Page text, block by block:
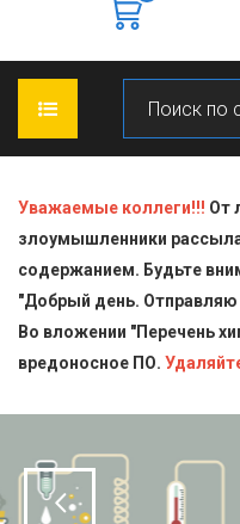
О КОМПАНИИ
ПРОДУКЦИЯ
Блескообразующие
Кислоты
СТАТЬИ
СЕРТИФИКАТЫ
Уважаемые коллеги!!! От
злоумышленники
содержанием. Будьте
"Добрый день.
Во вложении "Перечень
вредоносное ПО.